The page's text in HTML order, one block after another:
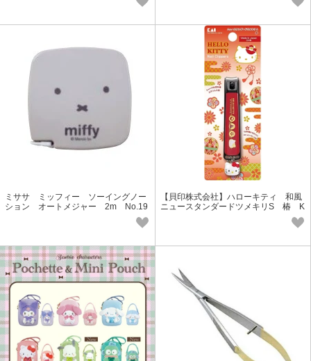
ミササ ミッフィー ソーイングノー
ション オートメジャー 2m No.19
【貝印株式会社】ハローキティ 和風
ニュースタンダードツメキリS 椿 K